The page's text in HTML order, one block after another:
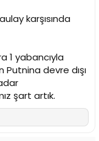
karşısında
1 yabancıyla
devre dışı
şart artık.